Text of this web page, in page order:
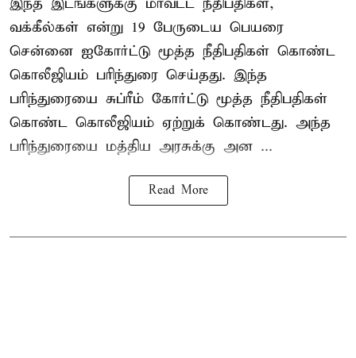
இந்த இடங்களுக்கு மாவட்ட நீதிபதிகள்,
வக்கீல்கள் என்று 19 பேருடைய பெயரை
சென்னை ஐகோர்ட்டு மூத்த நீதிபதிகள் கொண்ட
கொலீஜியம் பரிந்துரை செய்தது. இந்த
பரிந்துரையை சுப்ரீம் கோர்ட்டு மூத்த நீதிபதிகள்
கொண்ட கொலீஜியம் ஏற்றுக் கொண்டது. அந்த
பரிந்துரையை மத்திய அரசுக்கு அன ...
Read More